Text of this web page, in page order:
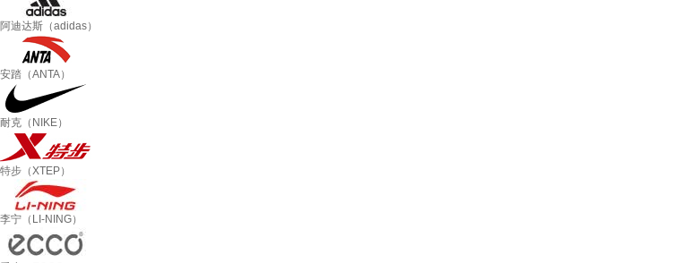
阿迪达斯（adidas）
安踏（ANTA）
耐克（NIKE）
特步（XTEP）
李宁（LI-NING）